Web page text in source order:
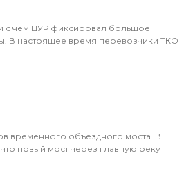
с чем ЦУР фиксировал большое
В настоящее время перевозчики ТКО
временного объездного моста. В
новый мост через главную реку